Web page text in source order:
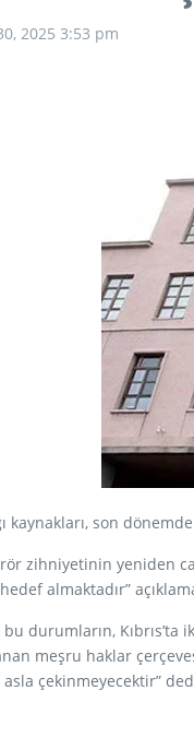
2025 3:53 pm
kaynakları, son
zihniyetinin yeniden
almaktadır”
durumların,
meşru haklar
çekinmeyecektir”